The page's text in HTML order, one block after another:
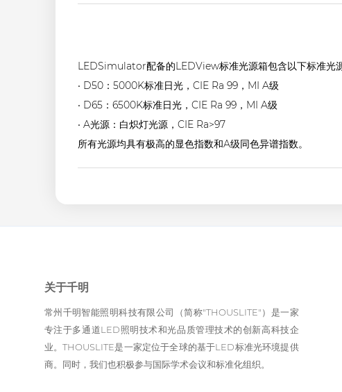
LEDSimulator配备的LEDView标准光源箱包含以下标准光
• D50：5000K标准日光，CIE Ra 99，MI A级
• D65：6500K标准日光，CIE Ra 99，MI A级
• A光源：白炽灯光源，CIE Ra>97
所有光源均具有极高的显色指数和A级同色异谱指数。
关于千明
常州千明智能照明科技有限公司（简称"THOUSLITE"）是一家
专注于多通道LED照明技术和光品质管理技术的创新高科技企
业。THOUSLITE是一家定位于全球的基于LED标准光环境提供
商。同时，我们也积极参与国际学术会议和标准化组织。